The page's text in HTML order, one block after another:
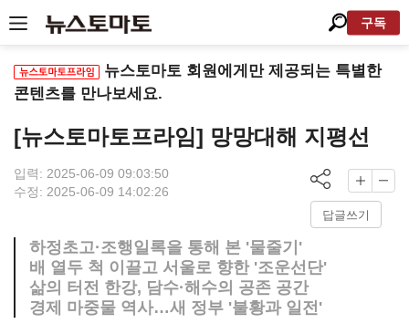
구독
뉴스토마토 회원에게만 제공되는 특별한
콘텐츠를 만나보세요.
[뉴스토마토프라임] 망망대해 지평선
입력: 2025-06-09 09:03:50
수정: 2025-06-09 14:02:26
답글쓰기
하정초고·조행일록을 통해 본 '물줄기'
배 열두 척 이끌고 서울로 향한 '조운선단'
삶의 터전 한강, 담수·해수의 공존 공간
경제 마중물 역사…새 정부 '불황과 일전'